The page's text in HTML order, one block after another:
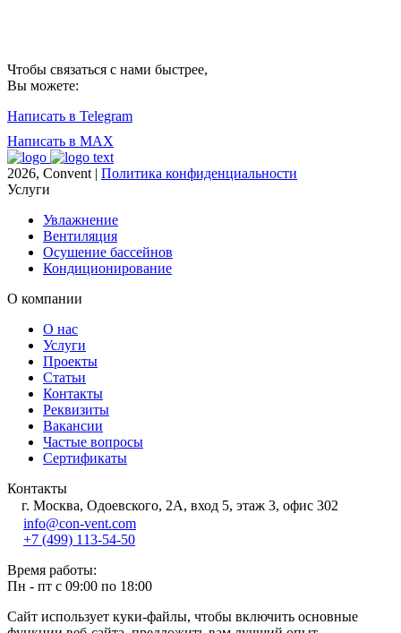
Чтобы связаться с нами быстрее,
Вы можете:
Написать в Telegram
Написать в MAX
2026, Convent | Политика конфиденциальности
Услуги
Увлажнение
Вентиляция
Осушение бассейнов
Кондиционирование
О компании
О нас
Услуги
Проекты
Статьи
Контакты
Реквизиты
Вакансии
Частые вопросы
Сертификаты
Контакты
г. Москва, Одоевского, 2А, вход 5, этаж 3, офис 302
info@con-vent.com
+7 (499) 113-54-50
Время работы:
Пн - пт с 09:00 по 18:00
Сайт использует куки-файлы, чтобы включить основные